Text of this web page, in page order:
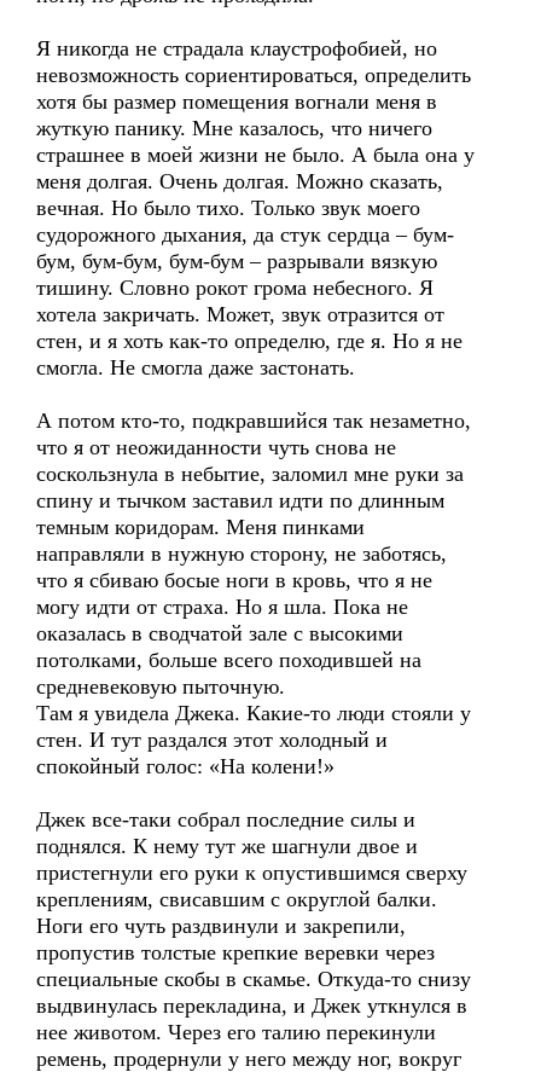
Я никогда не страдала клаустрофобией, но
невозможность сориентироваться, определить
хотя бы размер помещения вогнали меня в
жуткую панику. Мне казалось, что ничего
страшнее в моей жизни не было. А была она у
меня долгая. Очень долгая. Можно сказать,
вечная. Но было тихо. Только звук моего
судорожного дыхания, да стук сердца – бум-
бум, бум-бум, бум-бум – разрывали вязкую
тишину. Словно рокот грома небесного. Я
хотела закричать. Может, звук отразится от
стен, и я хоть как-то определю, где я. Но я не
смогла. Не смогла даже застонать.
А потом кто-то, подкравшийся так незаметно,
что я от неожиданности чуть снова не
соскользнула в небытие, заломил мне руки за
спину и тычком заставил идти по длинным
темным коридорам. Меня пинками
направляли в нужную сторону, не заботясь,
что я сбиваю босые ноги в кровь, что я не
могу идти от страха. Но я шла. Пока не
оказалась в сводчатой зале с высокими
потолками, больше всего походившей на
средневековую пыточную.
Там я увидела Джека. Какие-то люди стояли у
стен. И тут раздался этот холодный и
спокойный голос: «На колени!»
Джек все-таки собрал последние силы и
поднялся. К нему тут же шагнули двое и
пристегнули его руки к опустившимся сверху
креплениям, свисавшим с округлой балки.
Ноги его чуть раздвинули и закрепили,
пропустив толстые крепкие веревки через
специальные скобы в скамье. Откуда-то снизу
выдвинулась перекладина, и Джек уткнулся в
нее животом. Через его талию перекинули
ремень, продернули у него между ног, вокруг